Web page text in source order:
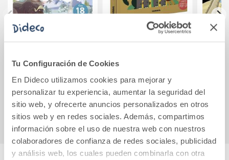
Tu Configuración de Cookies
En Dideco utilizamos cookies para mejorar y
personalizar tu experiencia, aumentar la seguridad del
sitio web, y ofrecerte anuncios personalizados en otros
sitios web y en redes sociales. Además, compartimos
información sobre el uso de nuestra web con nuestros
colaboradores de confianza de redes sociales, publicidad
y análisis web, los cuales pueden combinarla con otra
El libro de los
climas fríos
13,95€
Comprar
Pipa y Otto en la
19,90€
Comprar